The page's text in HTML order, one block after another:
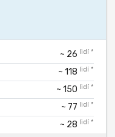
~ 26 lidí *
~ 118 lidí *
~ 150 lidí *
~ 77 lidí *
~ 28 lidí *